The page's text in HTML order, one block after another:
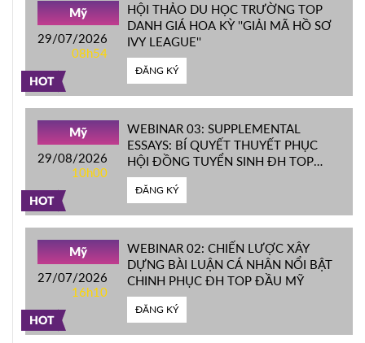
HOT
Mỹ
29/07/2026
08h54
HỘI THẢO DU HỌC TRƯỜNG TOP
DANH GIÁ HOA KỲ ''GIẢI MÃ HỒ SƠ
IVY LEAGUE''
ĐĂNG KÝ
HOT
Mỹ
29/08/2026
10h00
WEBINAR 03: SUPPLEMENTAL
ESSAYS: BÍ QUYẾT THUYẾT PHỤC
HỘI ĐỒNG TUYỂN SINH ĐH TOP
ĐẦU MỸ
ĐĂNG KÝ
HOT
Mỹ
27/07/2026
16h10
WEBINAR 02: CHIẾN LƯỢC XÂY
DỰNG BÀI LUẬN CÁ NHÂN NỔI BẬT
CHINH PHỤC ĐH TOP ĐẦU MỸ
ĐĂNG KÝ